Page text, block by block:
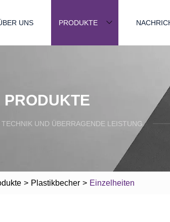
UNS PRODUKTE
PRODUKTE
UND ÜBERRAGENDE LEISTUNG
> Plastikbecher > Einzelheiten